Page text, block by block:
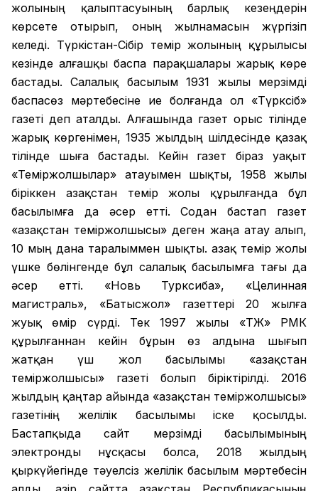
жолының қалыптасуының барлық кезеңдерін
көрсете отырып, оның жылнамасын жүргізіп
келеді. Түркістан-Сібір темір жолының құрылысы
кезінде алғашқы баспа парақшалары жарық көре
бастады. Салалық басылым 1931 жылы мерзімді
баспасөз мәртебесіне ие болғанда ол «Түрксіб»
газеті деп аталды. Алғашында газет орыс тілінде
жарық көргенімен, 1935 жылдың шілдесінде қазақ
тілінде шыға бастады. Кейін газет біраз уақыт
«Теміржолшылар» атауымен шықты, 1958 жылы
біріккен Қазақстан темір жолы құрылғанда бұл
басылымға да әсер етті. Содан бастап газет
«Қазақстан теміржолшысы» деген жаңа атау алып,
10 мың дана таралыммен шықты. Қазақ темір жолы
үшке бөлінгенде бұл салалық басылымға тағы да
әсер етті. «Новь Турксиба», «Целинная
магистраль», «Батысжол» газеттері 20 жылға
жуық өмір сүрді. Тек 1997 жылы «ҚТЖ» РМК
құрылғаннан кейін бұрын өз алдына шығып
жатқан үш жол басылымы «Қазақстан
теміржолшысы» газеті болып біріктірілді. 2016
жылдың қаңтар айында «Қазақстан теміржолшысы»
газетінің желілік басылымы іске қосылды.
Бастапқыда сайт мерзімді басылымының
электронды нұсқасы болса, 2018 жылдың
қыркүйегінде тәуелсіз желілік басылым мәртебесін